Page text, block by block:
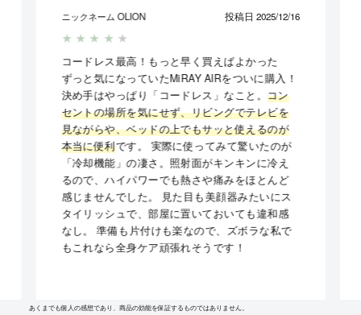
ニックネーム OLION 投稿日 2025/12/16
★ ★ ★ ★ ★
コードレス最高！もっと早く買えばよかった
ずっと気になっていたMiRAY AIRをついに購入！
決め手はやっぱり「コードレス」なこと。 コン
セントの場所を気にせず、リビングでテレビを
見ながらや、ベッドの上でもサッと使えるのが
本当に便利です。 実際に使ってみて驚いたのが
「冷却機能」の凄さ。照射面がキンキンに冷え
るので、ハイパワーでも熱さや痛みをほとんど
感じませんでした。 見た目も美顔器みたいにス
タイリッシュで、部屋に置いておいても違和感
なし。 準備も片付けも楽なので、ズボラな私で
もこれなら全身ケア頑張れそうです！
あくまでも個人の感想であり、商品の効能を保証するものではありません。